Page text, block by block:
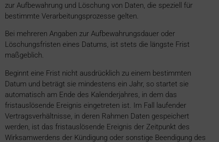
zur Aufbewahrung und Löschung von Daten, die speziell für
bestimmte Verarbeitungsprozesse gelten.
Bei mehreren Angaben zur Aufbewahrungsdauer oder
Löschungsfristen eines Datums, ist stets die längste Frist
maßgeblich.
Beginnt eine Frist nicht ausdrücklich zu einem bestimmten
Datum und beträgt sie mindestens ein Jahr, so startet sie
automatisch am Ende des Kalenderjahres, in dem das
fristauslösende Ereignis eingetreten ist. Im Fall laufender
Vertragsverhältnisse, in deren Rahmen Daten gespeichert
werden, ist das fristauslösende Ereignis der Zeitpunkt des
Wirksamwerdens der Kündigung oder sonstige Beendigung des